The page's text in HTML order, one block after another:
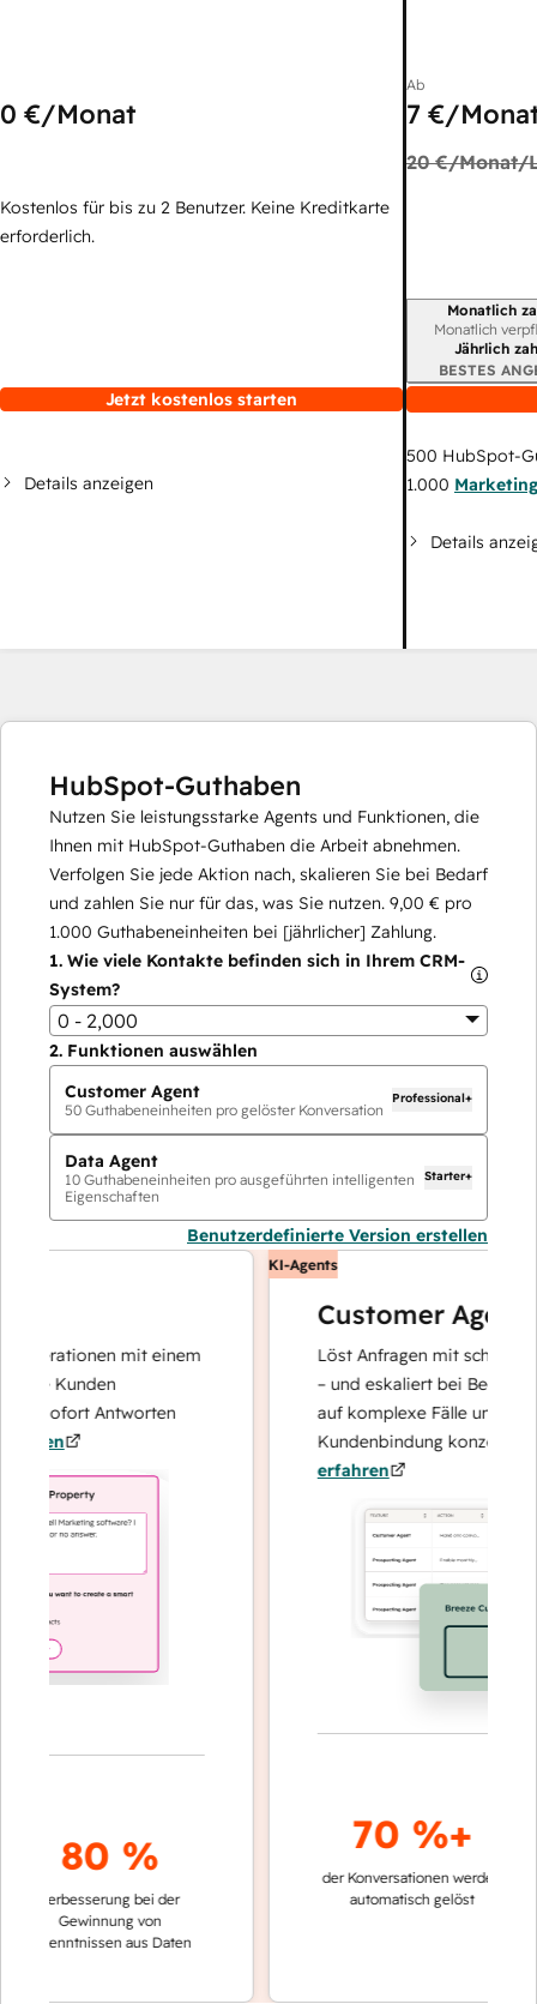
0 €/Monat
Kostenlos für bis zu 2 Benutzer. Keine Kreditkarte
erforderlich.
Jetzt kostenlos starten
Details anzeigen
Ab
7 €/
20 €/Monat/
Monatlich
Monatlich
Jährlich
BESTES
500 HubSpot-
1.000
Details
HubSpot-Guthaben
Nutzen Sie leistungsstarke Agents und Funktionen, die
Ihnen mit HubSpot-Guthaben die Arbeit abnehmen.
Verfolgen Sie jede Aktion nach, skalieren Sie bei Bedarf
und zahlen Sie nur für das, was Sie nutzen. 9,00 € pro
1.000 Guthabeneinheiten bei [jährlicher] Zahlung.
1. Wie viele Kontakte befinden sich in Ihrem CRM-
System?
0 - 2,000
2. Funktionen auswählen
Customer Agent
50 Guthabeneinheiten pro gelöster Konversation
Professional+
Data Agent
10 Guthabeneinheiten pro ausgeführten intelligenten
Eigenschaften
Starter+
Benutzerdefinierte Version erstellen
mit einem
Kunden
sofort Antworten
80 %
Verbesserung bei der
Gewinnung von
aus Daten
KI-Agents
Customer Agent
Löst Anfragen mit schnellen,
– und eskaliert bei Bedarf,
auf komplexe Fälle und den
Kundenbindung konzentrieren
erfahren
70 %+
der Konversationen werden
automatisch gelöst